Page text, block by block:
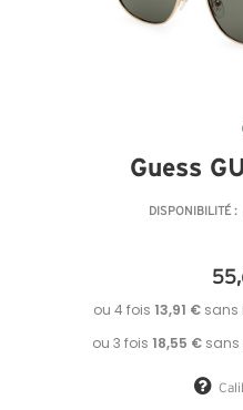
Guess
DISPONIBILITÉ :